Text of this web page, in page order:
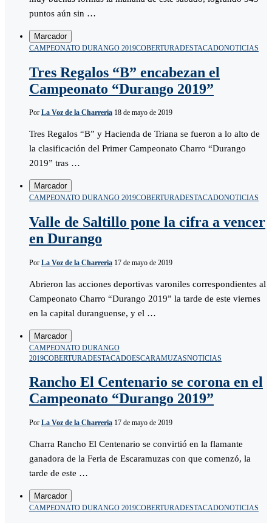
puntos aún sin …
Marcador
CAMPEONATO DURANGO 2019COBERTURADESTACADONOTICIAS
Tres Regalos “B” encabezan el
Campeonato “Durango 2019”
Por La Voz de la Charreria 18 de mayo de 2019
Tres Regalos “B” y Hacienda de Triana se fueron a lo alto de
la clasificación del Primer Campeonato Charro “Durango
2019” tras …
Marcador
CAMPEONATO DURANGO 2019COBERTURADESTACADONOTICIAS
Valle de Saltillo pone la cifra a vencer
en Durango
Por La Voz de la Charreria 17 de mayo de 2019
Abrieron las acciones deportivas varoniles correspondientes al
Campeonato Charro “Durango 2019” la tarde de este viernes
en la capital duranguense, y el …
Marcador
CAMPEONATO DURANGO
2019COBERTURADESTACADOESCARAMUZASNOTICIAS
Rancho El Centenario se corona en el
Campeonato “Durango 2019”
Por La Voz de la Charreria 17 de mayo de 2019
Charra Rancho El Centenario se convirtió en la flamante
ganadora de la Feria de Escaramuzas con que comenzó, la
tarde de este …
Marcador
CAMPEONATO DURANGO 2019COBERTURADESTACADONOTICIAS